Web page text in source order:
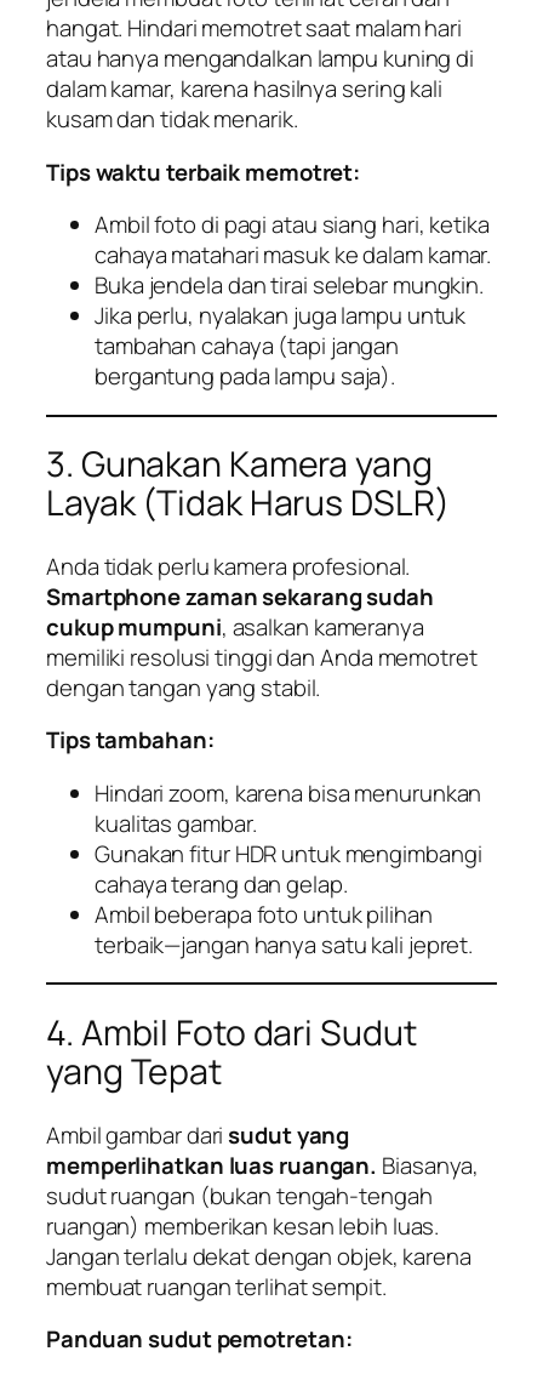
hangat. Hindari memotret saat malam hari
atau hanya mengandalkan lampu kuning di
dalam kamar, karena hasilnya sering kali
kusam dan tidak menarik.
Tips waktu terbaik memotret:
Ambil foto di pagi atau siang hari, ketika
cahaya matahari masuk ke dalam kamar.
Buka jendela dan tirai selebar mungkin.
Jika perlu, nyalakan juga lampu untuk
tambahan cahaya (tapi jangan
bergantung pada lampu saja).
3. Gunakan Kamera yang
Layak (Tidak Harus DSLR)
Anda tidak perlu kamera profesional.
Smartphone zaman sekarang sudah
cukup mumpuni, asalkan kameranya
memiliki resolusi tinggi dan Anda memotret
dengan tangan yang stabil.
Tips tambahan:
Hindari zoom, karena bisa menurunkan
kualitas gambar.
Gunakan fitur HDR untuk mengimbangi
cahaya terang dan gelap.
Ambil beberapa foto untuk pilihan
terbaik—jangan hanya satu kali jepret.
4. Ambil Foto dari Sudut
yang Tepat
Ambil gambar darisudut yang
memperlihatkan luas ruangan. Biasanya,
sudut ruangan (bukan tengah-tengah
ruangan) memberikan kesan lebih luas.
Jangan terlalu dekat dengan objek, karena
membuat ruangan terlihat sempit.
Panduan sudut pemotretan: